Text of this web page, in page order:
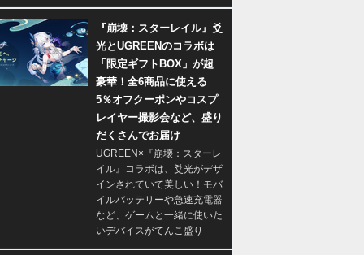
『崩壊：スターレイル』爻
光とUGREENのコラボは
「限定ギフトBOX」が超
豪華！全6商品に使える
5％オフクーポンやコスプ
レイヤー撮影会など、盛り
だくさんでお届け
UGREEN×『崩壊：スターレ
イル』コラボは、爻光がデザ
インされていて美しい！モバ
イルバッテリーや急速充電器
など、ゲームと一緒に使いた
いデバイスがてんこ盛り